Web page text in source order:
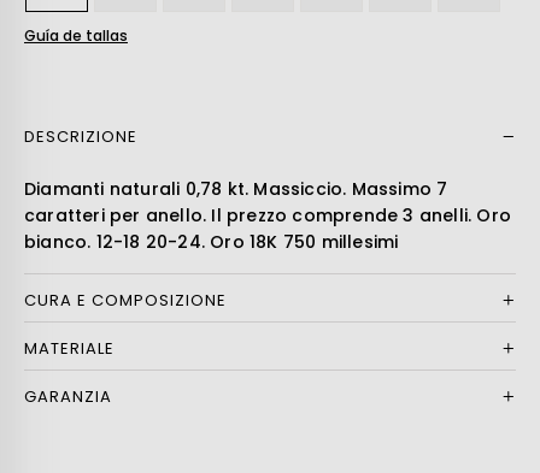
Guía de tallas
DESCRIZIONE
Diamanti naturali 0,78 kt. Massiccio. Massimo 7
caratteri per anello. Il prezzo comprende 3 anelli. Oro
bianco. 12-18 20-24. Oro 18K 750 millesimi
CURA E COMPOSIZIONE
MATERIALE
GARANZIA